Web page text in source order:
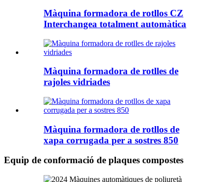
Màquina formadora de rotllos CZ
Interchangea totalment automàtica
Màquina formadora de rotlles de
rajoles vidriades
Màquina formadora de rotllos de
xapa corrugada per a sostres 850
Equip de conformació de plaques compostes